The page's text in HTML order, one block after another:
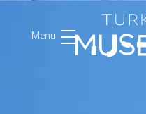
Menu